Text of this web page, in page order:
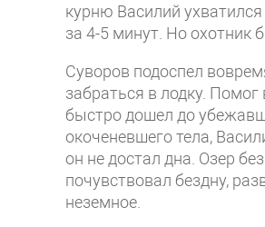
курню Василий
за 4-5 минут. Но охотник
Суворов подоспел
забраться в лодку.
быстро дошел до
окоченевшего тела,
он не достал дна. Озер
почувствовал бездну,
неземное.